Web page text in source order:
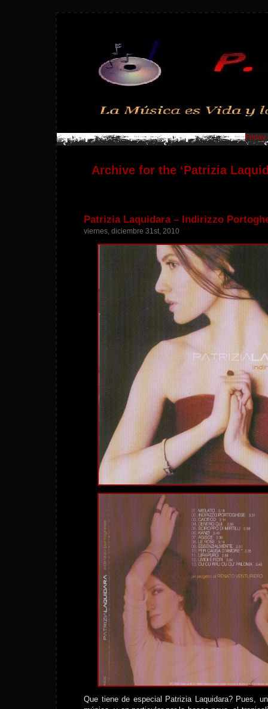
Archive for the ‘Patrizia
Patrizia Laquidara – Indirizzo
viernes, diciembre 31st, 2010
Que tiene de especial Patrizia Laquidara? Pues,